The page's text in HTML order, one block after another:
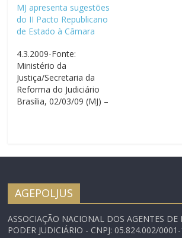
2/6/2009 – Na semana
anterior de trabalho em
prol da aprovação da
ações noticiadas no site
e no informativo
semanal encaminhado
por e-mail houve duas
atividades junto aos
MJ apresenta sugestões
do II Pacto Republicano
de Estado à Câmara
4.3.2009-Fonte:
Ministério da
Justiça/Secretaria da
Reforma do Judiciário
Brasília, 02/03/09 (MJ) –
para o II Pacto
na tarde desta segunda-
feira (02), ao presidente
da Câmara dos
Deputados, Michel
Temer. Favreto
AGEPOLJUS
ASSOCIAÇÃO NACIONAL DOS AGENTES DE
PODER JUDICIÁRIO - CNPJ: 05.824.002/